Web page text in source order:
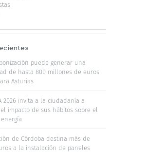
puede generar una
de hasta 800 millones de euros
Asturias
2026 invita a la ciudadanía a
impacto de sus hábitos sobre el
de Córdoba destina más de
a la instalación de paneles